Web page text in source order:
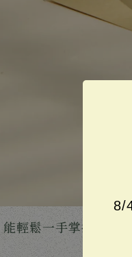
8/
輕鬆一手掌握的大